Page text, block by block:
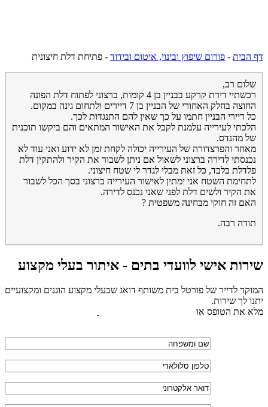
דף הבית - פורום שיפוץ ובינוי, איטום ובידוד - פתיחת דלת חיצונית
שלום רב,
רכשתיי דירת קרקע בבניין בן 4 קומות, ברצוני לפתוח דלת הפונה
החוצה בחלק האחורי של הבניין בן 7 דיירים ולתחום גינה במקום.
כל דיירי הבניין חתמו על כך שאין להם התנגדות לכך.
הלכתי לעירייה עלמנת לקבל את האישור המתאים והם ביקשו תוכנית
של מהנדס.
מאחר והפרצדורה של העירייה יכולה לקחת זמן לא ידוע ואני עוד לא
נכנסתי לדירה ברצוני לשאול אם ניתן לשבור את הקיר ולהתקין דלת
פלדלת בלבד, כל זאת מבלי לגדר לי שטח חיצוני.
לתחימת השטח אני ימתין לאישור העירייה ברצוני בסך הכל לשבור
את הקיר ולשים דלת לפני שאני נכנס לדירה.
האם זה חוקי מבחינה משפטית ?
תודה רבה.
שירות אישי לוועדי בתים - איתור בעלי מקצוע
המוקד לדייר של פורטל בית משותף דואג שבעלי מקצוע הוגנים ומקצועיים
יתנו לך שירות.
מלא את הטופס או